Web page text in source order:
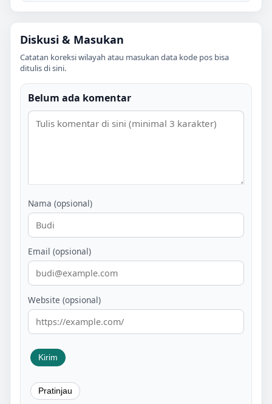
Diskusi & Masukan
Catatan koreksi wilayah atau masukan data kode pos bisa
ditulis di sini.
Belum ada komentar
Nama (opsional)
Email (opsional)
Website (opsional)